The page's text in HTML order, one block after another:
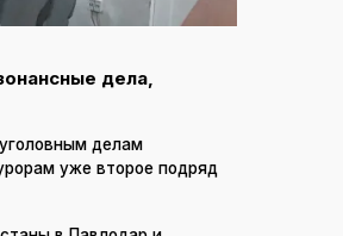
дела,
делам
уже второе подряд